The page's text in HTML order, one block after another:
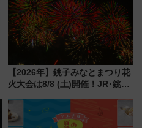
【2026年】銚子みなとまつり花
火大会は8/8 (土)開催！JR･銚子
報、利根川に咲く8,000発の大迫
力＆屋台を満喫